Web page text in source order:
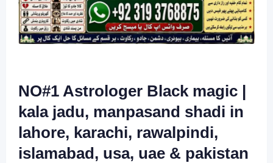
NO#1 Astrologer Black magic |
kala jadu, manpasand shadi in
lahore, karachi, rawalpindi,
islamabad, usa, uae & pakistan